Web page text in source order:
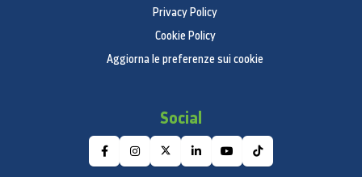
Privacy Policy
Cookie Policy
Aggiorna le preferenze sui cookie
Social